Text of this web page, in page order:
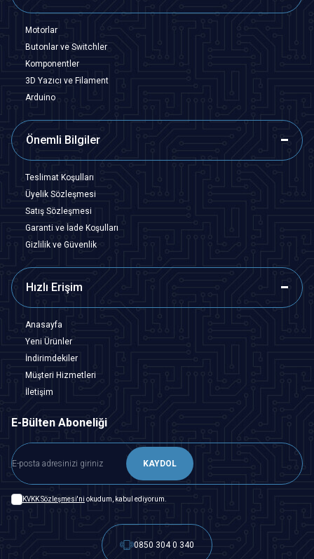
Motorlar
Butonlar ve Switchler
Komponentler
3D Yazıcı ve Filament
Arduino
Önemli Bilgiler
Teslimat Koşulları
Üyelik Sözleşmesi
Satış Sözleşmesi
Garanti ve İade Koşulları
Gizlilik ve Güvenlik
Hızlı Erişim
Anasayfa
Yeni Ürünler
İndirimdekiler
Müşteri Hizmetleri
İletişim
E-Bülten Aboneliği
KAYDOL
KVKK Sözleşmesi'ni okudum, kabul ediyorum.
0850 304 0 340